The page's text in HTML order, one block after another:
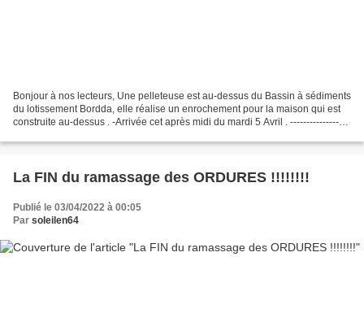
Bonjour à nos lecteurs, Une pelleteuse est au-dessus du Bassin à sédiments
du lotissement Bordda, elle réalise un enrochement pour la maison qui est
construite au-dessus . -Arrivée cet après midi du mardi 5 Avril . ------------------
---...
La FIN du ramassage des ORDURES !!!!!!!!
Publié le 03/04/2022 à 00:05
Par soleilen64